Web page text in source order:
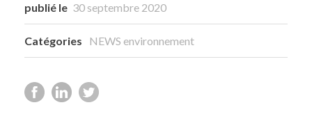
publié le 30 septembre 2020
Catégories NEWS environnement